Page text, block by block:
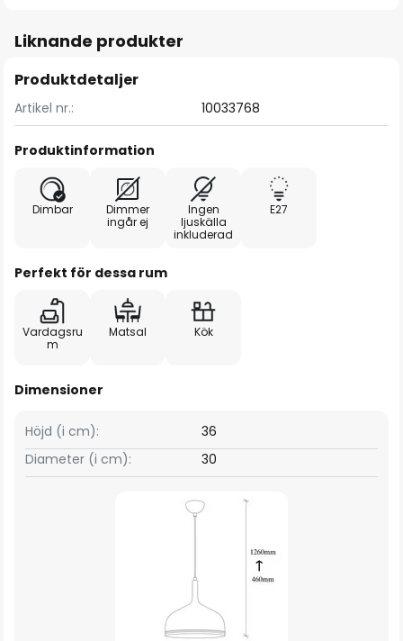
Liknande produkter
Produktdetaljer
Artikel nr.: 10033768
Produktinformation
Dimbar
Dimmer
ingår ej
Ingen
ljuskälla
inkluderad
E27
Perfekt för dessa rum
Vardagsru
m
Matsal Kök
Dimensioner
Höjd (i cm):
36
Diameter (i cm):
30